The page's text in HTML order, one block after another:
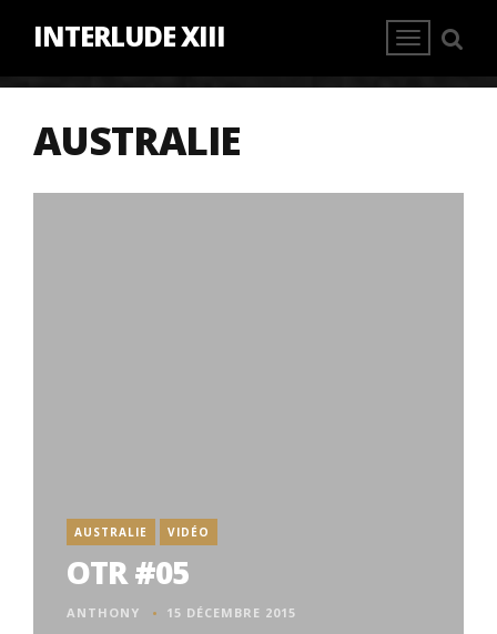
INTERLUDE XIII
AUSTRALIE
AUSTRALIE VIDÉO
OTR #05
ANTHONY 15 DÉCEMBRE 2015